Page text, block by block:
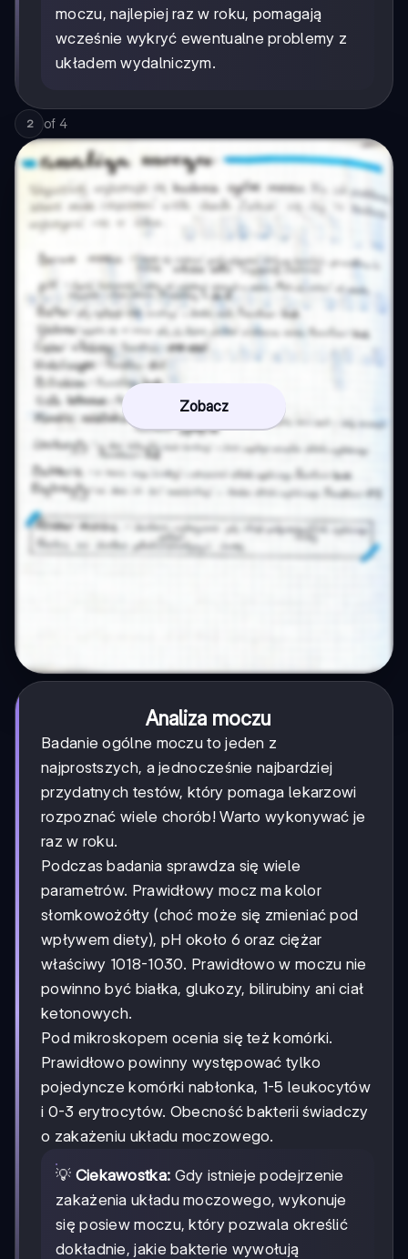
moczu, najlepiej raz w roku, pomagają
wcześnie wykryć ewentualne problemy z
układem wydalniczym.
2 of 4
Zobacz
Analiza moczu
Badanie ogólne moczu to jeden z
najprostszych, a jednocześnie najbardziej
przydatnych testów, który pomaga lekarzowi
rozpoznać wiele chorób! Warto wykonywać je
raz w roku.
Podczas badania sprawdza się wiele
parametrów. Prawidłowy mocz ma kolor
słomkowożółty (choć może się zmieniać pod
wpływem diety), pH około 6 oraz ciężar
właściwy 1018-1030. Prawidłowo w moczu nie
powinno być białka, glukozy, bilirubiny ani ciał
ketonowych.
Pod mikroskopem ocenia się też komórki.
Prawidłowo powinny występować tylko
pojedyncze komórki nabłonka, 1-5 leukocytów
i 0-3 erytrocytów. Obecność bakterii świadczy
o zakażeniu układu moczowego.
💡 Ciekawostka: Gdy istnieje podejrzenie
zakażenia układu moczowego, wykonuje
się posiew moczu, który pozwala określić
dokładnie, jakie bakterie wywołują